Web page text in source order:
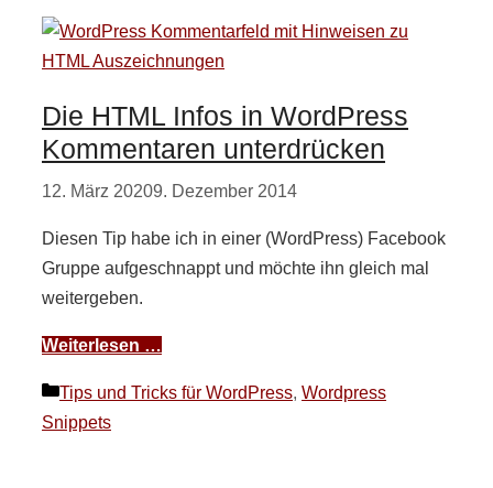
Die HTML Infos in WordPress
Kommentaren unterdrücken
12. März 20209. Dezember 2014
Diesen Tip habe ich in einer (WordPress) Facebook
Gruppe aufgeschnappt und möchte ihn gleich mal
weitergeben.
Weiterlesen …
Kategorien
Tips und Tricks für WordPress, Wordpress
Snippets